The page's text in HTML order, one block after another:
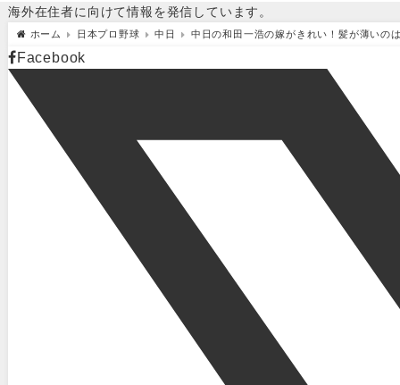
海外在住者に向けて情報を発信しています。
ホーム 日本プロ野球 中日 中日の和田一浩の嫁がきれい！髪が薄いの
Facebook